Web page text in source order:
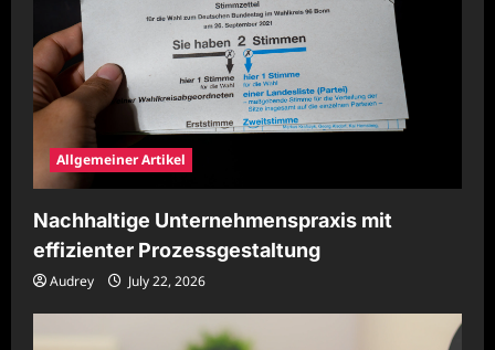
Allgemeiner Artikel
Nachhaltige Unternehmenspraxis mit
effizienter Prozessgestaltung
Audrey July 22, 2026